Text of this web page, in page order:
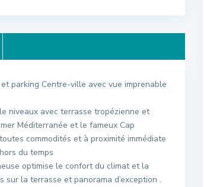
parking Centre-ville avec vue imprenable
niveaux avec terrasse tropézienne et
Méditerranée et le fameux Cap
commodités et à proximité immédiate
du temps
optimise le confort du climat et la
la terrasse et panorama d’exception .